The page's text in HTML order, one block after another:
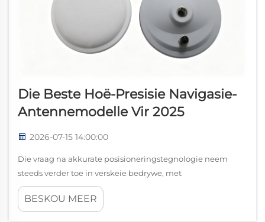
Die Beste Hoë-Presisie Navigasie-
Antennemodelle Vir 2025
2026-07-15 14:00:00
Die vraag na akkurate posisioneringstegnologie neem
steeds verder toe in verskeie bedrywe, met
seevaartbedrywe, opmeting, bouwerk en die ontwikkeling
van outonome voertuie wat die voorste front beset. ’n Hoë-
BESKOU MEER